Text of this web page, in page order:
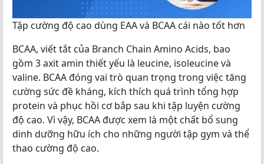
Tập cường độ cao dùng EAA và BCAA cái nào tốt hơn
BCAA, viết tắt của Branch Chain Amino Acids, bao
gồm 3 axit amin thiết yếu là leucine, isoleucine và
valine. BCAA đóng vai trò quan trọng trong việc tăng
cường sức đề kháng, kích thích quá trình tổng hợp
protein và phục hồi cơ bắp sau khi tập luyện cường
độ cao. Vì vậy, BCAA được xem là một chất bổ sung
dinh dưỡng hữu ích cho những người tập gym và thể
thao cường độ cao.